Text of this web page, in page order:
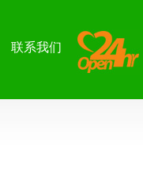
联系我们